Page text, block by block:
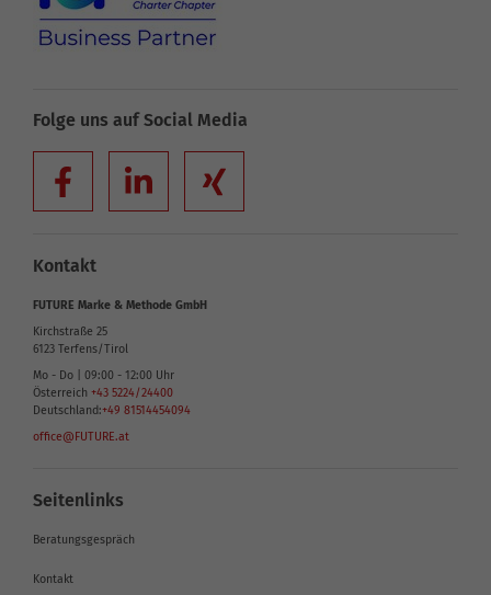
Folge uns auf Social Media
Kontakt
FUTURE Marke & Methode GmbH
Kirchstraße 25
6123 Terfens/Tirol
Mo - Do | 09:00 - 12:00 Uhr
Österreich +43 5224/24400
Deutschland:+49 81514454094
office@FUTURE.at
Seitenlinks
Beratungsgespräch
Kontakt